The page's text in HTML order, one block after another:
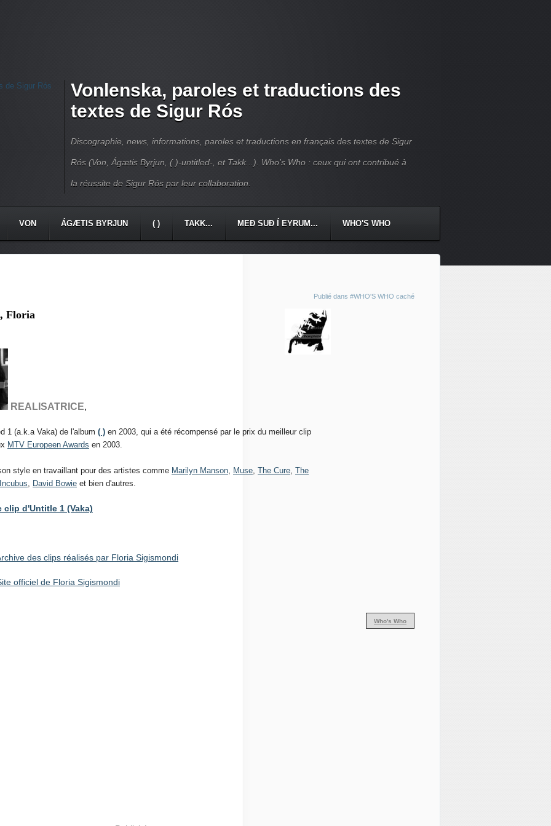
Vonlenska, paroles et traductions des
textes de Sigur Rós
Discographie, news, informations, paroles et traductions en français des textes de Sigur
Rós (Von, Ágætis Byrjun, ( )-untitled-, et Takk...). Who's Who : ceux qui ont contribué à
la réussite de Sigur Rós par leur collaboration.
VON ÁGÆTIS BYRJUN ( ) TAKK... MEÐ SUÐ Í EYRUM... WHO'S WHO
Publié dans #WHO'S WHO caché
Floria
REALISATRICE,
1 (a.k.a Vaka) de l'album ( ) en 2003, qui a été récompensé par le prix du meilleur clip
MTV Europeen Awards en 2003.
style en travaillant pour des artistes comme Marilyn Manson, Muse, The Cure, The
Incubus, David Bowie et bien d'autres.
clip d'Untitle 1 (Vaka)
des clips réalisés par Floria Sigismondi
officiel de Floria Sigismondi
Who's Who